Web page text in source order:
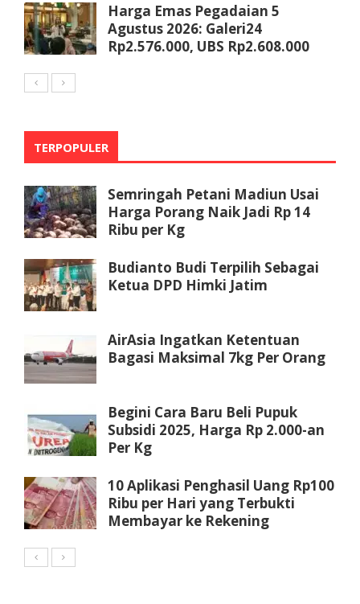
Harga Emas Pegadaian 5
Agustus 2026: Galeri24
Rp2.576.000, UBS Rp2.608.000
TERPOPULER
Semringah Petani Madiun Usai
Harga Porang Naik Jadi Rp 14
Ribu per Kg
Budianto Budi Terpilih Sebagai
Ketua DPD Himki Jatim
AirAsia Ingatkan Ketentuan
Bagasi Maksimal 7kg Per Orang
Begini Cara Baru Beli Pupuk
Subsidi 2025, Harga Rp 2.000-an
Per Kg
10 Aplikasi Penghasil Uang Rp100
Ribu per Hari yang Terbukti
Membayar ke Rekening